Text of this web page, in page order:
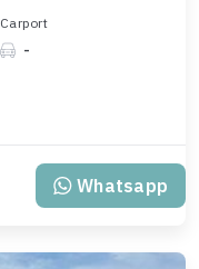
Carport
-
Whatsapp